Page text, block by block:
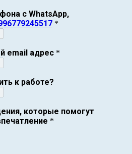
с WhatsApp,
*
email адрес *
к работе?
которые помогут
*